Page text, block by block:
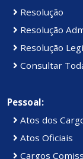
Resolução
Resolução
Resolução
Consultar
Pessoal:
Atos dos
Atos Oficiais
Cargos